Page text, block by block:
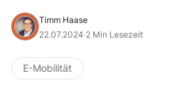
Timm Haase
22.07.2024·2 Min Lesezeit
E-Mobilität